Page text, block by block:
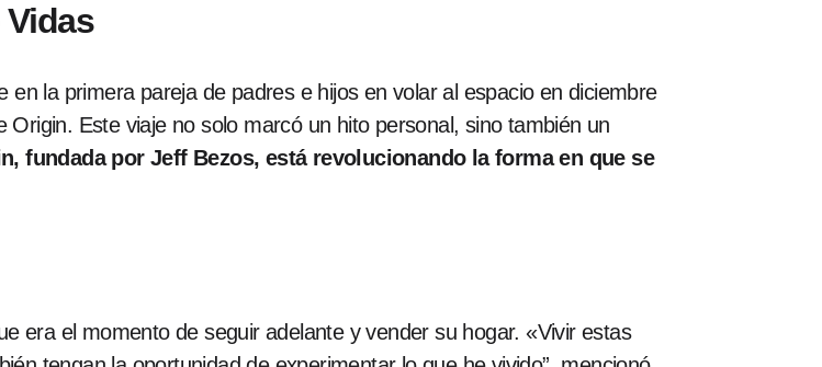
la primera pareja de padres e hijos en volar al espacio en diciembre
Este viaje no solo marcó un hito personal, sino también un
fundada por Jeff Bezos, está revolucionando la forma en que se
era el momento de seguir adelante y vender su hogar. «Vivir estas